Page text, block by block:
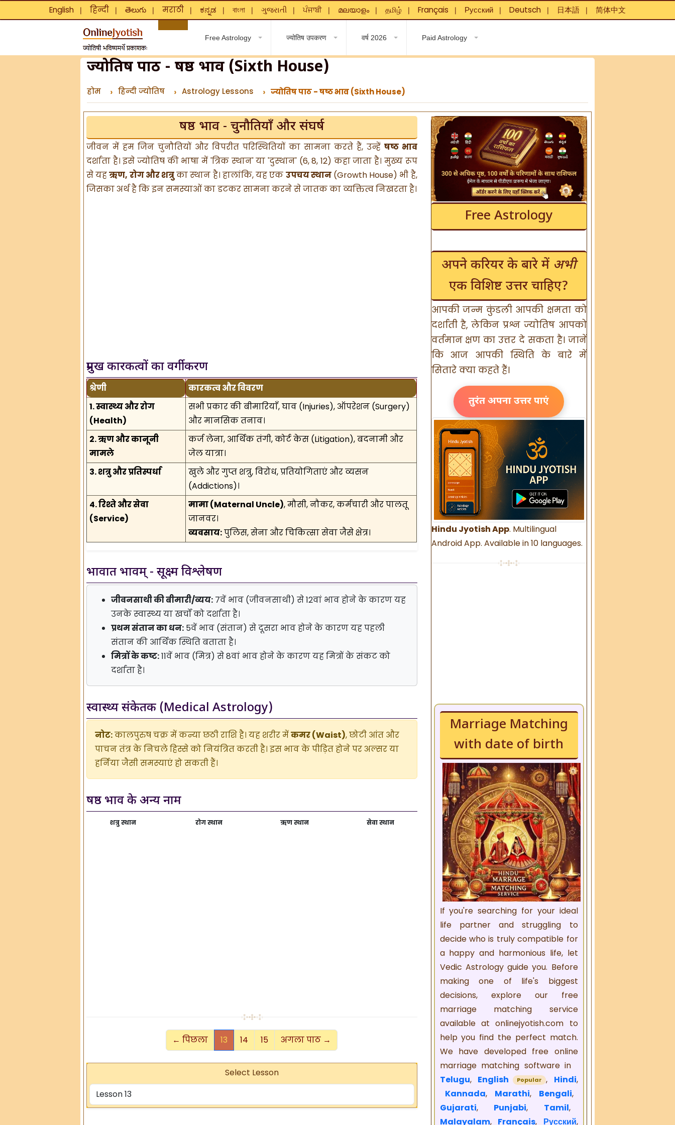
English ❘ हिन्दी ❘ తెలుగు ❘ मराठी ❘ ಕನ್ನಡ ❘ বাংলা ❘ ગુજરાતી ❘ ਪੰਜਾਬੀ ❘ മലയാളം ❘ தமிழ் ❘ Français ❘ Русский ❘ Deutsch ❘ 日本語 ❘ 简体中文
Free Astrology ज्योतिष उपकरण वर्ष 2026 Paid Astrology
ज्योतिष पाठ - षष्ठ भाव (Sixth House)
होम हिन्दी ज्योतिष Astrology Lessons ज्योतिष पाठ - षष्ठ भाव (Sixth House)
षष्ठ भाव - चुनौतियाँ और संघर्ष
जीवन में हम जिन चुनौतियों और विपरीत परिस्थितियों का सामना करते हैं, उन्हें षष्ठ भाव
दर्शाता है। इसे ज्योतिष की भाषा में 'त्रिक स्थान' या 'दुस्थान' (6, 8, 12) कहा जाता है। मुख्य रूप
से यहऋण, रोग और शत्रुका स्थान है। हालांकि, यह एक उपचय स्थान(Growth House) भी है,
जिसका अर्थ है कि इन समस्याओं का डटकर सामना करने से जातक का व्यक्तित्व निखरता है।
प्रमुख कारकत्वों का वर्गीकरण
श्रेणी
कारकत्व और विवरण
1. स्वास्थ्य और रोग
(Health)
सभी प्रकार की बीमारियाँ, घाव (Injuries), ऑपरेशन (Surgery)
और मानसिक तनाव।
2. ऋण और कानूनी
मामले
कर्ज लेना, आर्थिक तंगी, कोर्ट केस (Litigation), बदनामी और
जेल यात्रा।
3. शत्रु और प्रतिस्पर्धा
खुले और गुप्त शत्रु, विरोध, प्रतियोगिताएं और व्यसन
(Addictions)।
4. रिश्ते और सेवा
(Service)
मामा (Maternal Uncle), मौसी, नौकर, कर्मचारी और पालतू
जानवर।
व्यवसाय:पुलिस, सेना और चिकित्सा सेवा जैसे क्षेत्र।
भावात भावम् - सूक्ष्म विश्लेषण
जीवनसाथी की बीमारी/व्यय: 7वें भाव (जीवनसाथी) से 12वां भाव होने के कारण यह
उनके स्वास्थ्य या खर्चों को दर्शाता है।
प्रथम संतान का धन: 5वें भाव (संतान) से दूसरा भाव होने के कारण यह पहली
संतान की आर्थिक स्थिति बताता है।
मित्रों के कष्ट:11वें भाव (मित्र) से 8वां भाव होने के कारण यह मित्रों के संकट को
दर्शाता है।
स्वास्थ्य संकेतक (Medical Astrology)
नोट:कालपुरुष चक्र में कन्या छठी राशि है। यह शरीर मेंकमर (Waist), छोटी आंत और
पाचन तंत्र के निचले हिस्से को नियंत्रित करती है। इस भाव के पीड़ित होने पर अल्सर या
हर्निया जैसी समस्याएं हो सकती हैं।
षष्ठ भाव के अन्य नाम
शत्रु स्थान रोग स्थान ऋण स्थान सेवा स्थान
← पिछला 13 14 15 अगला पाठ →
Select Lesson
Free Astrology
अपने करियर के बारे में अभी
एक विशिष्ट उत्तर चाहिए?
आपकी जन्म कुंडली आपकी क्षमता को
दर्शाती है, लेकिन प्रश्न ज्योतिष आपको
वर्तमान क्षण का उत्तर दे सकता है। जानें
कि आज आपकी स्थिति के बारे में
सितारे क्या कहते हैं।
तुरंत अपना उत्तर पाएं
Hindu Jyotish App. Multilingual
Android App. Available in 10 languages.
Marriage Matching
with date of birth
If you're searching for your ideal
life partner and struggling to
decide who is truly compatible for
a happy and harmonious life, let
Vedic Astrology guide you. Before
making one of life's biggest
decisions, explore our free
marriage matching service
available at onlinejyotish.com to
help you find the perfect match.
We have developed free online
marriage matching software in
Telugu, English Popular , Hindi,
Kannada, Marathi, Bengali,
Gujarati, Punjabi, Tamil,
Malayalam, Français, Русский,